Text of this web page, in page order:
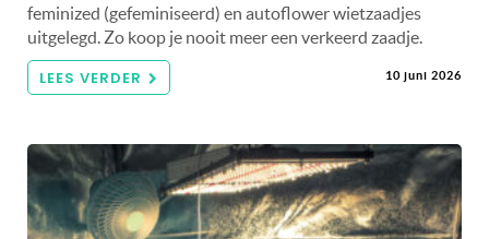
feminized (gefeminiseerd) en autoflower wietzaadjes
uitgelegd. Zo koop je nooit meer een verkeerd zaadje.
LEES VERDER 10 juni 2026